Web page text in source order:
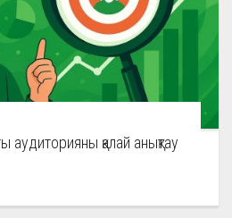
аудиторияны қалай анықтау